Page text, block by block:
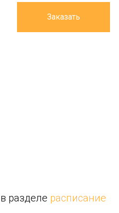
Заказать
разделе расписание